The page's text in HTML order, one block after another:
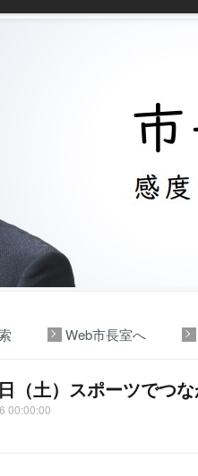
Web市長室へ
（土）スポーツでつな
00:00:00